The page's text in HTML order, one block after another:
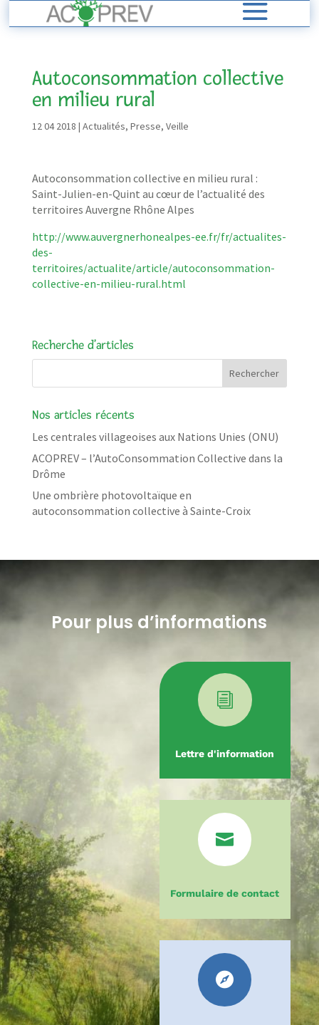
Autoconsommation collective
en milieu rural
12 04 2018 | Actualités, Presse, Veille
Autoconsommation collective en milieu rural :
Saint-Julien-en-Quint au cœur de l’actualité des
territoires Auvergne Rhône Alpes
http://www.auvergnerhonealpes-ee.fr/fr/actualites-
des-
territoires/actualite/article/autoconsommation-
collective-en-milieu-rural.html
Recherche d’articles
Nos articles récents
Les centrales villageoises aux Nations Unies (ONU)
ACOPREV – l’AutoConsommation Collective dans la
Drôme
Une ombrière photovoltaïque en
autoconsommation collective à Sainte-Croix
Pour plus d’informations
i
Lettre d'information

Formulaire de contact
